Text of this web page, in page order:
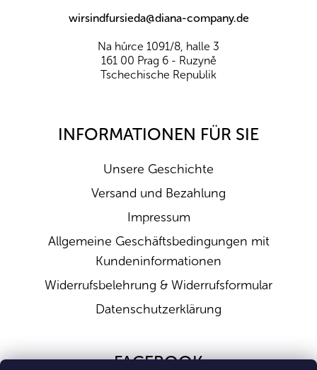
wirsindfursieda@diana-company.de
Na hůrce 1091/8, halle 3
161 00 Prag 6 - Ruzyně
Tschechische Republik
INFORMATIONEN FÜR SIE
Unsere Geschichte
Versand und Bezahlung
Impressum
Allgemeine Geschäftsbedingungen mit
Kundeninformationen
Widerrufsbelehrung & Widerrufsformular
Datenschutzerklärung
FACEBOOK